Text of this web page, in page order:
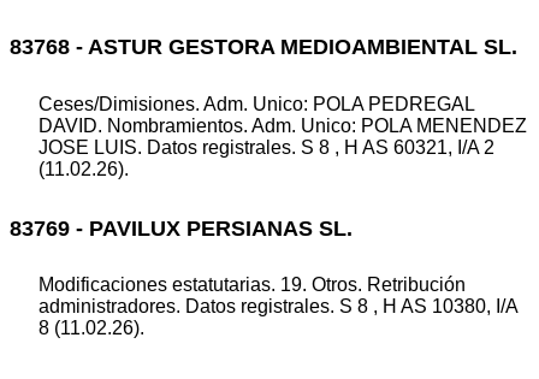
83768 - ASTUR GESTORA MEDIOAMBIENTAL SL.
Ceses/Dimisiones. Adm. Unico: POLA PEDREGAL
DAVID. Nombramientos. Adm. Unico: POLA MENENDEZ
JOSE LUIS. Datos registrales. S 8 , H AS 60321, I/A 2
(11.02.26).
83769 - PAVILUX PERSIANAS SL.
Modificaciones estatutarias. 19. Otros. Retribución
administradores. Datos registrales. S 8 , H AS 10380, I/A
8 (11.02.26).